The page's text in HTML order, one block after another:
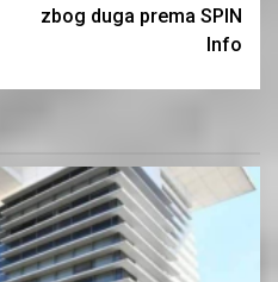
zbog duga prema SPIN
Info